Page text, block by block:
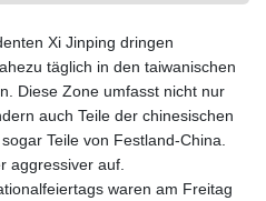
Xi Jinping dringen
täglich in den taiwanischen
Diese Zone umfasst nicht nur
auch Teile der chinesischen
Teile von Festland-China.
aggressiver auf.
waren am Freitag